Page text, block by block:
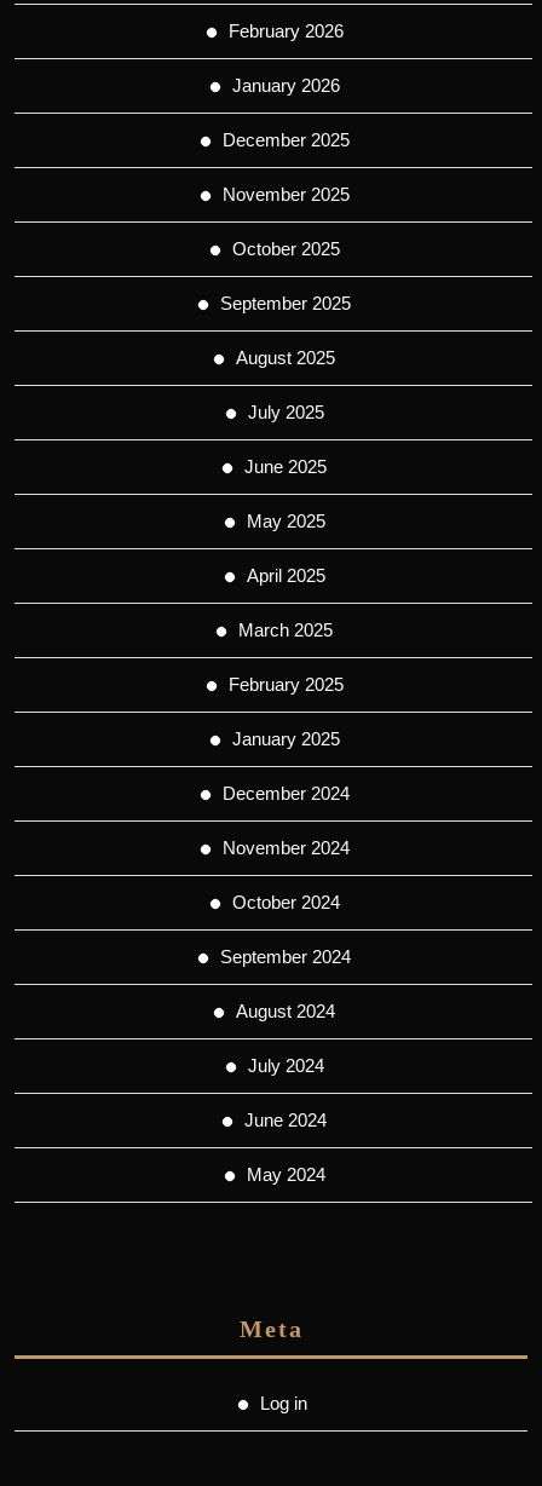
February 2026
January 2026
December 2025
November 2025
October 2025
September 2025
August 2025
July 2025
June 2025
May 2025
April 2025
March 2025
February 2025
January 2025
December 2024
November 2024
October 2024
September 2024
August 2024
July 2024
June 2024
May 2024
Meta
Log in